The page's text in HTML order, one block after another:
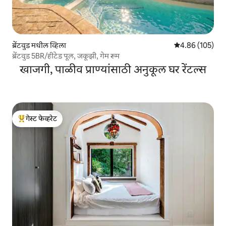
ब्रेंटवुड मधील व्हिला 5 पैकी 4.86
4.86 (105)
ब्रेंटवुड 5BR/हीटेड पूल, जकूझी, गेम रूम
खाजगी, पाळीव प्राण्यांसाठी अनुकूल घर रेंटल्स
टॉप गेस्ट फेव्हरेट
गेस्ट फेव्हरेट